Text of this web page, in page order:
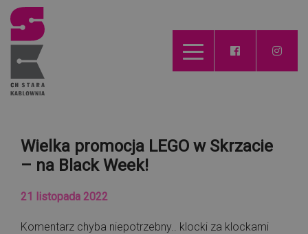
Wielka promocja LEGO w Skrzacie
– na Black Week!
21 listopada 2022
Komentarz chyba niepotrzebny.. klocki za klockami